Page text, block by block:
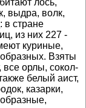
лось,
выдра, волк,
в стране
из них 227 -
куриные,
Взяты
все орлы, сокол-
белый аист,
казарки,